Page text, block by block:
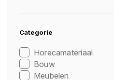
Categorie
Horecamateriaal
Bouw
Meubelen